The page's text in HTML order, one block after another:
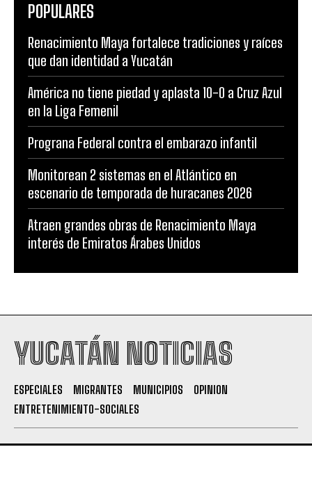
POPULARES
Renacimiento Maya fortalece tradiciones y raíces
que dan identidad a Yucatán
América no tiene piedad y aplasta 10-0 a Cruz Azul
en la Liga Femenil
Prograna Federal contra el embarazo infantil
Monitorean 2 sistemas en el Atlántico en
escenario de temporada de huracanes 2026
Atraen grandes obras de Renacimiento Maya
interés de Emiratos Árabes Unidos
YUCATÁN NOTICIAS
ESPECIALES MIGRANTES MUNICIPIOS
OPINION
ENTRETENIMIENTO-SOCIALES